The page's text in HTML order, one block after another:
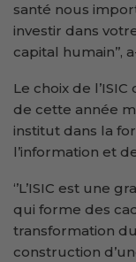
santé nous
investir dans
capital humain’’,
Le choix de
de cette année
institut dans la
l’information et
‘’L’ISIC est une
qui forme des
transformation
construction